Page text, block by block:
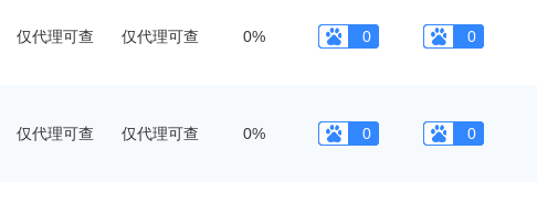
仅代理可查 仅代理可查 0% 0 0
仅代理可查 仅代理可查 0% 0 0